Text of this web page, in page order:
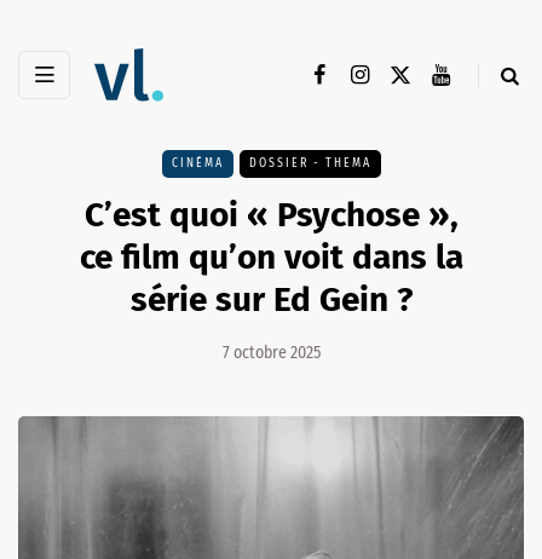
CINÉMA DOSSIER - THEMA
C’est quoi « Psychose »,
ce film qu’on voit dans la
série sur Ed Gein ?
7 octobre 2025